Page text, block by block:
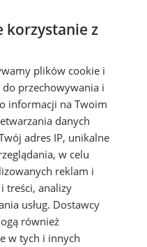
w Żorach
korzystanie z
plików cookie i
przechowywania i
informacji na Twoim
danych
adres IP, unikalne
w celu
reklam i
treści, analizy
usług. Dostawcy
również
w tych i innych